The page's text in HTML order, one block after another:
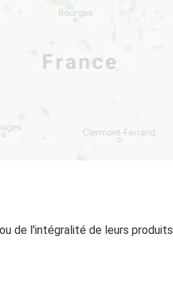
de l'intégralité de leurs produits